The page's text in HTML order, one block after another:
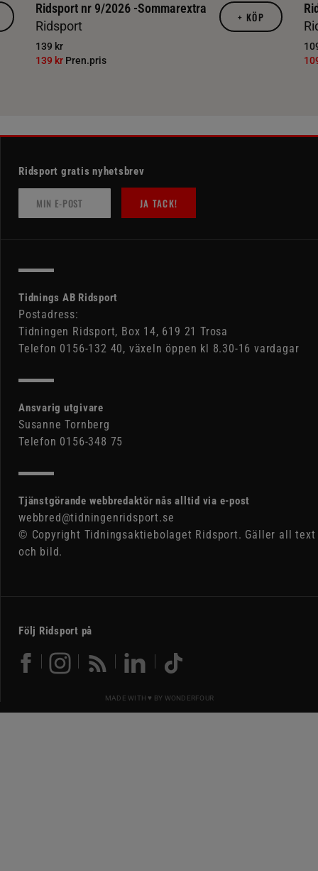
Ridsport nr 9/2026 -Sommarextra
Ridsport
139 kr
139 kr Pren.pris
+ KÖP
Ridsport gratis nyhetsbrev
JA TACK!
Tidnings AB Ridsport
Postadress:
Tidningen Ridsport, Box 14, 619 21 Trosa
Telefon 0156-132 40, växeln öppen kl 8.30-16 vardagar
Ansvarig utgivare
Susanne Tornberg
Telefon 0156-348 75
Tjänstgörande webbredaktör nås alltid via e-post
webbred@tidningenridsport.se
© Copyright Tidningsaktiebolaget Ridsport. Gäller all text
och bild.
Följ Ridsport på
MADE WITH ♥ BY WONDERFOUR